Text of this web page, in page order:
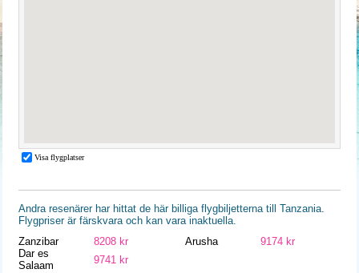
Andra resenärer har hittat de här billiga flygbiljetterna till Tanzania.
Flygpriser är färskvara och kan vara inaktuella.
Zanzibar
8208 kr
Dar es
Salaam
9741 kr
Arusha 9174 kr